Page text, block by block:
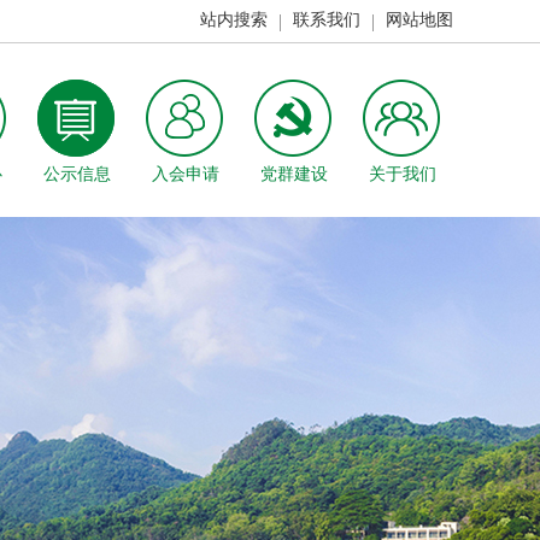
站内搜索 联系我们 网站地图
公示信息 入会申请 党群建设 关于我们